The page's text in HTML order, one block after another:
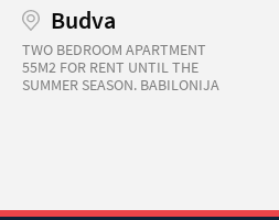
Budva
TWO BEDROOM APARTMENT
55M2 FOR RENT UNTIL THE
SUMMER SEASON. BABILONIJA